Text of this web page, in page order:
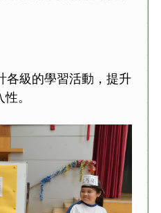
級的學習活動，提升
。